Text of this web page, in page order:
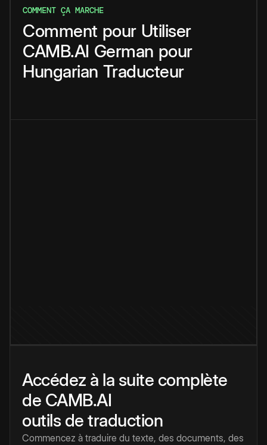
COMMENT ÇA MARCHE
Comment pour Utiliser
CAMB.AI German pour
Hungarian Traducteur
Accédez à la suite complète
de CAMB.AI
outils de traduction
Commencez à traduire du texte, des documents, des